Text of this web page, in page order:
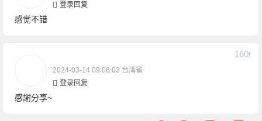
登录回复
感觉不错
2024-03-14 09:08:03 台湾省
160F
登录回复
感謝分享~